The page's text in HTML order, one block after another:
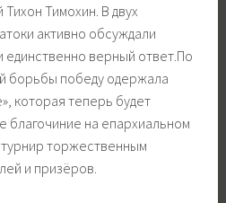
Тимохин. В двух
активно обсуждали
единственно верный ответ.По
борьбы победу одержала
которая теперь будет
благочиние на епархиальном
торжественным
и призёров.